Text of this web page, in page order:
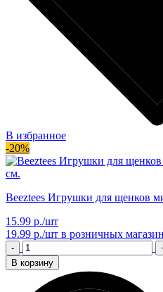
В избранное
-20%
Beeztees Игрушки для щенков
15.99 р./шт
19.99 р./шт в розничных
-
В корзину